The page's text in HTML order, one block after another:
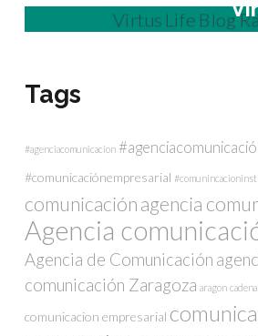
Tags
#agenciacomunicacion
#comunicaciónempresarial
comunicaciónagencia
Agencia
Agencia de Comunicación
comunicación Zaragoza aragon
comunicacion empresarial